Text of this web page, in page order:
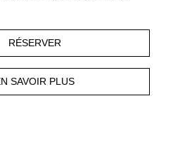
RÉSERVER
SAVOIR PLUS